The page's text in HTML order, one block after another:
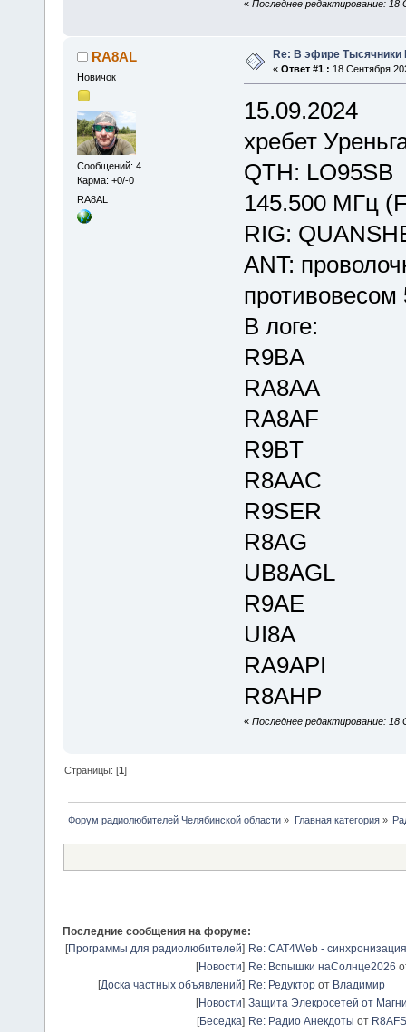
« Последнее редактирование: 18
RA8AL
Новичок
Сообщений: 4
Карма: +0/-0
RA8AL
Re: В эфире
« Ответ #1 : 18 Сентября
15.09.2024
хребет
QTH: LO95SB
145.500 МГц
RIG:
ANT:
противовесом
В логе:
R9BA
RA8AA
RA8AF
R9BT
R8AAC
R9SER
R8AG
UB8AGL
R9AE
UI8A
RA9API
R8AHP
« Последнее редактирование: 18
Страницы: [1]
Форум радиолюбителей Челябинской области » Главная категория»
Последние сообщения на форуме:
[Программы для радиолюбителей] Re: CAT4Web -
[Новости] Re: Вспышки наСолнце2026
[Доска частных объявлений] Re: Редуктор от Владимир
[Новости] Защита Элекросетей от
[Беседка] Re: Радио Анекдоты от R8AFS